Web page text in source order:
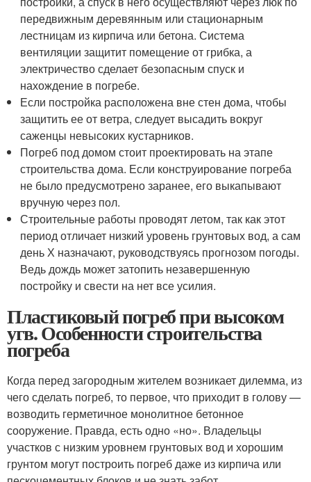
передвижным деревянным или стационарным
лестницам из кирпича или бетона. Система
вентиляции защитит помещение от грибка, а
электричество сделает безопасным спуск и
нахождение в погребе.
Если постройка расположена вне стен дома, чтобы
защитить ее от ветра, следует высадить вокруг
саженцы невысоких кустарников.
Погреб под домом стоит проектировать на этапе
строительства дома. Если конструирование погреба
не было предусмотрено заранее, его выкапывают
вручную через пол.
Строительные работы проводят летом, так как этот
период отличает низкий уровень грунтовых вод, а сам
день Х назначают, руководствуясь прогнозом погоды.
Ведь дождь может затопить незавершенную
постройку и свести на нет все усилия.
Пластиковый погреб при высоком
угв. Особенности строительства
погреба
Когда перед загородным жителем возникает дилемма, из
чего сделать погреб, то первое, что приходит в голову —
возводить герметичное монолитное бетонное
сооружение. Правда, есть одно «но». Владельцы
участков с низким уровнем грунтовых вод и хорошим
грунтом могут построить погреб даже из кирпича или